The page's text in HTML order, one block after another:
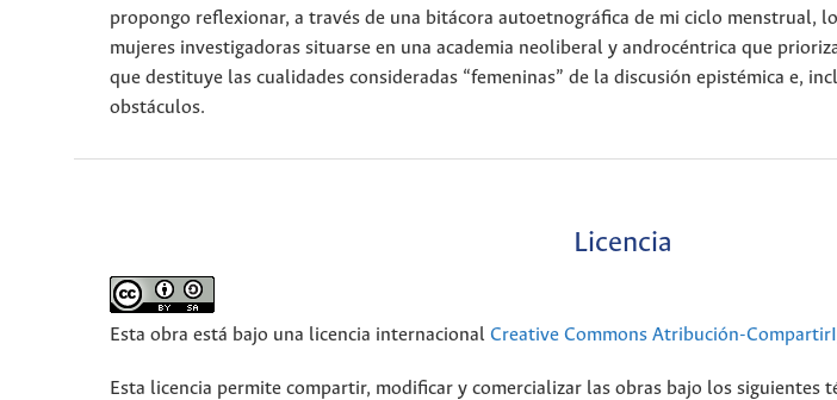
propongo reflexionar, a través de una bitácora autoetnográfica de mi ciclo menstrual,
mujeres investigadoras situarse en una academia neoliberal y androcéntrica que
que destituye las cualidades consideradas “femeninas” de la discusión epistémica e,
obstáculos.
Licencia
Esta obra está bajo una licencia internacional Creative Commons Atribución-
Esta licencia permite compartir, modificar y comercializar las obras bajo los siguientes